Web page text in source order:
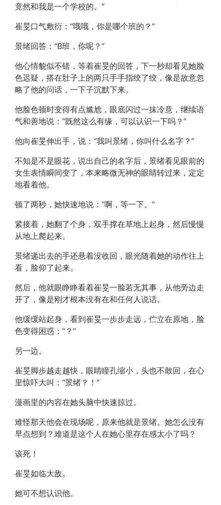
竟然和我是一个学校的。”
崔旻口气敷衍：“哦哦，你是哪个班的？”
景绪回答：“B班，你呢？”
他心情貌似不错，等着崔旻的回答，下一秒却看见她脸
色迟疑，搭在肚子上的两只手手指绞了绞，像是故意忽
略了他的问话，一下子沉默下来。
他脸色顿时变得有点尴尬，眼底闪过一抹冷意，继续语
气和善地说：“既然这么有缘，可以认识一下吗？”
他向崔旻伸出手，说：“我叫景绪，你叫什么名字？”
不知是不是眼花，说出自己的名字后，景绪看见眼前的
女生表情瞬间变了，本来略微无神的眼睛转过来，定定
地看着他。
顿了两秒，她快速地说：“啊，等一下。”
紧接着，她翻了个身，双手撑在草地上起身，然后慢慢
从地上爬起来。
景绪递出去的手还悬着没收回，眼光随着她的动作往上
看，脸仰了起来。
然后，他就眼睁睁看着崔旻一脸若无其事，从他旁边走
开了，像是刚才根本没有在和任何人说话。
他缓缓站起身，看到崔旻一步步走远，伫立在原地，脸
色变得困惑：“？”
另一边。
崔旻脚步越走越快，眼睛瞳孔缩小，头也不敢回，在心
里惊吓大叫：“景绪？！”
漫画里的内容在她头脑中快速掠过。
难怪那天他会在现场呢，原来他就是景绪。她怎么没有
早点想到？难道是这个人在她心里存在感太小了吗？
该死！
崔旻如临大敌。
她可不想认识他。